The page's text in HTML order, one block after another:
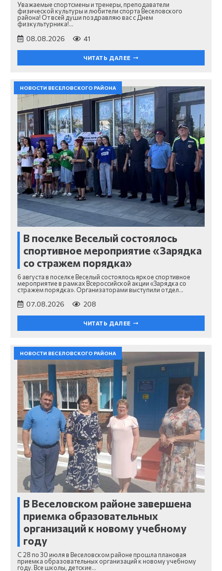
Уважаемые спортсмены и тренеры, преподаватели
физической культуры и любители спорта Веселовского
района! От всей души поздравляю вас с Днем
физкультурника!…
08.08.2026 41
ЧИТАТЬ ДАЛЕЕ
НОВОСТИ ВЕСЕЛОВСКОГО РАЙОНА
В поселке Веселый состоялось
спортивное мероприятие «Зарядка
со стражем порядка»
6 августа в поселке Веселый состоялось яркое спортивное
мероприятие в рамках Всероссийской акции «Зарядка со
стражем порядка». Организаторами выступили отдел…
07.08.2026 208
ЧИТАТЬ ДАЛЕЕ
НОВОСТИ ВЕСЕЛОВСКОГО РАЙОНА
В Веселовском районе завершена
приемка образовательных
организаций к новому учебному
году
С 28 по 30 июля в Веселовском районе прошла плановая
приемка образовательных организаций к новому учебному
году. Все школы, детские…